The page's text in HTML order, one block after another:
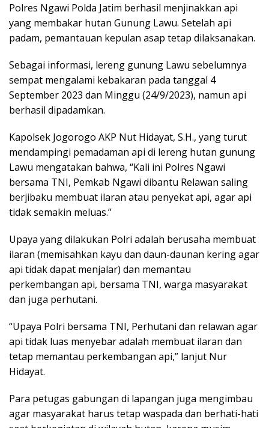
Polres Ngawi Polda Jatim berhasil menjinakkan api
yang membakar hutan Gunung Lawu. Setelah api
padam, pemantauan kepulan asap tetap dilaksanakan.
Sebagai informasi, lereng gunung Lawu sebelumnya
sempat mengalami kebakaran pada tanggal 4
September 2023 dan Minggu (24/9/2023), namun api
berhasil dipadamkan.
Kapolsek Jogorogo AKP Nut Hidayat, S.H., yang turut
mendampingi pemadaman api di lereng hutan gunung
Lawu mengatakan bahwa, “Kali ini Polres Ngawi
bersama TNI, Pemkab Ngawi dibantu Relawan saling
berjibaku membuat ilaran atau penyekat api, agar api
tidak semakin meluas.”
Upaya yang dilakukan Polri adalah berusaha membuat
ilaran (memisahkan kayu dan daun-daunan kering agar
api tidak dapat menjalar) dan memantau
perkembangan api, bersama TNI, warga masyarakat
dan juga perhutani.
“Upaya Polri bersama TNI, Perhutani dan relawan agar
api tidak luas menyebar adalah membuat ilaran dan
tetap memantau perkembangan api,” lanjut Nur
Hidayat.
Para petugas gabungan di lapangan juga mengimbau
agar masyarakat harus tetap waspada dan berhati-hati